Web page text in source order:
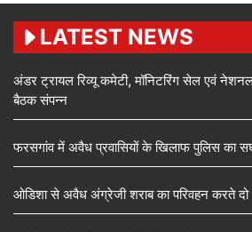
LATEST NEWS
अंडर ट्रायल रिव्यू कमेटी, मॉनिटरिंग सेल एवं
बैठक संपन्न
फरसगांव में अवैध प्रवासियों के खिलाफ पुलिस का
ओडिशा से अवैध अंग्रेजी शराब का परिवहन करते दो